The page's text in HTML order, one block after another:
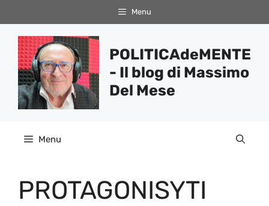
al
contenuto
Menu
POLITICAdeMENTE
- Il blog di Massimo
Del Mese
Menu
PROTAGONISYTI